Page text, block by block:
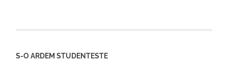
S-O ARDEM STUDENTESTE